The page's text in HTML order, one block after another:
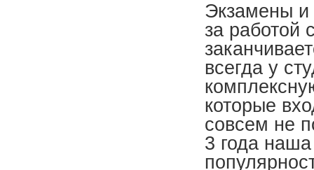
Экзамены и
за работой
всегда у
которые
совсем не
3 года